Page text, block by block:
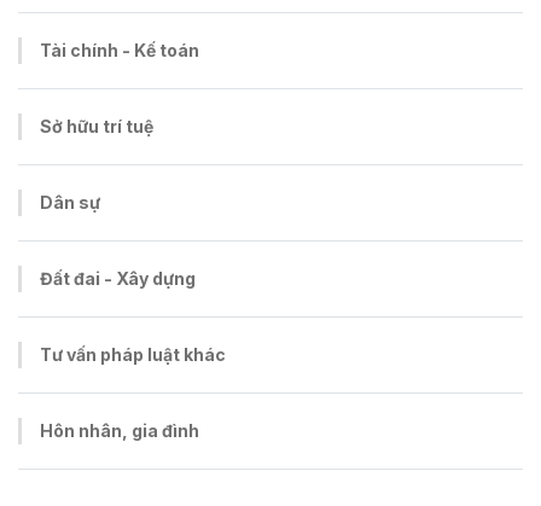
Tài chính - Kế toán
Sở hữu trí tuệ
Dân sự
Đất đai - Xây dựng
Tư vấn pháp luật khác
Hôn nhân, gia đình